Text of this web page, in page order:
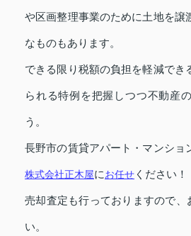
や区画整理事業のために土地を譲
なものもあります。
できる限り税額の負担を軽減でき
られる特例を把握しつつ不動産
う。
長野市の賃貸アパート・マンショ
株式会社正木屋にお任せ ください！
売却査定も行っておりますので、
い。